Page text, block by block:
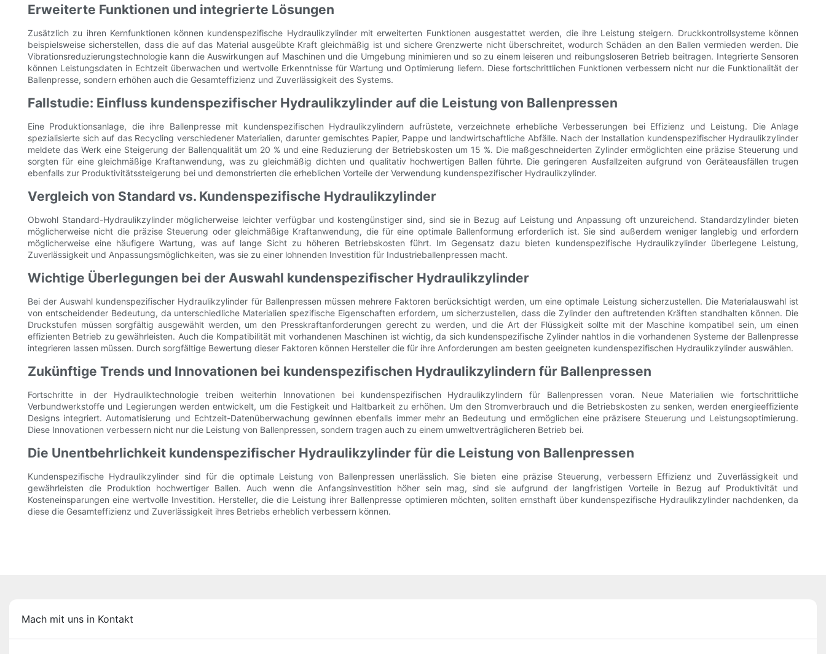
Erweiterte Funktionen und integrierte Lösungen
Zusätzlich zu ihren Kernfunktionen können kundenspezifische Hydraulikzylinder mit erweiterten Funktionen ausgestattet werden, die ihre Leistung steigern. Druckkontrollsysteme können
beispielsweise sicherstellen, dass die auf das Material ausgeübte Kraft gleichmäßig ist und sichere Grenzwerte nicht überschreitet, wodurch Schäden an den Ballen vermieden werden. Die
Vibrationsreduzierungstechnologie kann die Auswirkungen auf Maschinen und die Umgebung minimieren und so zu einem leiseren und reibungsloseren Betrieb beitragen. Integrierte Sensoren
können Leistungsdaten in Echtzeit überwachen und wertvolle Erkenntnisse für Wartung und Optimierung liefern. Diese fortschrittlichen Funktionen verbessern nicht nur die Funktionalität der
Ballenpresse, sondern erhöhen auch die Gesamteffizienz und Zuverlässigkeit des Systems.
Fallstudie: Einfluss kundenspezifischer Hydraulikzylinder auf die Leistung von Ballenpressen
Eine Produktionsanlage, die ihre Ballenpresse mit kundenspezifischen Hydraulikzylindern aufrüstete, verzeichnete erhebliche Verbesserungen bei Effizienz und Leistung. Die Anlage
spezialisierte sich auf das Recycling verschiedener Materialien, darunter gemischtes Papier, Pappe und landwirtschaftliche Abfälle. Nach der Installation kundenspezifischer Hydraulikzylinder
meldete das Werk eine Steigerung der Ballenqualität um 20 % und eine Reduzierung der Betriebskosten um 15 %. Die maßgeschneiderten Zylinder ermöglichten eine präzise Steuerung und
sorgten für eine gleichmäßige Kraftanwendung, was zu gleichmäßig dichten und qualitativ hochwertigen Ballen führte. Die geringeren Ausfallzeiten aufgrund von Geräteausfällen trugen
ebenfalls zur Produktivitätssteigerung bei und demonstrierten die erheblichen Vorteile der Verwendung kundenspezifischer Hydraulikzylinder.
Vergleich von Standard vs. Kundenspezifische Hydraulikzylinder
Obwohl Standard-Hydraulikzylinder möglicherweise leichter verfügbar und kostengünstiger sind, sind sie in Bezug auf Leistung und Anpassung oft unzureichend. Standardzylinder bieten
möglicherweise nicht die präzise Steuerung oder gleichmäßige Kraftanwendung, die für eine optimale Ballenformung erforderlich ist. Sie sind außerdem weniger langlebig und erfordern
möglicherweise eine häufigere Wartung, was auf lange Sicht zu höheren Betriebskosten führt. Im Gegensatz dazu bieten kundenspezifische Hydraulikzylinder überlegene Leistung,
Zuverlässigkeit und Anpassungsmöglichkeiten, was sie zu einer lohnenden Investition für Industrieballenpressen macht.
Wichtige Überlegungen bei der Auswahl kundenspezifischer Hydraulikzylinder
Bei der Auswahl kundenspezifischer Hydraulikzylinder für Ballenpressen müssen mehrere Faktoren berücksichtigt werden, um eine optimale Leistung sicherzustellen. Die Materialauswahl ist
von entscheidender Bedeutung, da unterschiedliche Materialien spezifische Eigenschaften erfordern, um sicherzustellen, dass die Zylinder den auftretenden Kräften standhalten können. Die
Druckstufen müssen sorgfältig ausgewählt werden, um den Presskraftanforderungen gerecht zu werden, und die Art der Flüssigkeit sollte mit der Maschine kompatibel sein, um einen
effizienten Betrieb zu gewährleisten. Auch die Kompatibilität mit vorhandenen Maschinen ist wichtig, da sich kundenspezifische Zylinder nahtlos in die vorhandenen Systeme der Ballenpresse
integrieren lassen müssen. Durch sorgfältige Bewertung dieser Faktoren können Hersteller die für ihre Anforderungen am besten geeigneten kundenspezifischen Hydraulikzylinder auswählen.
Zukünftige Trends und Innovationen bei kundenspezifischen Hydraulikzylindern für Ballenpressen
Fortschritte in der Hydrauliktechnologie treiben weiterhin Innovationen bei kundenspezifischen Hydraulikzylindern für Ballenpressen voran. Neue Materialien wie fortschrittliche
Verbundwerkstoffe und Legierungen werden entwickelt, um die Festigkeit und Haltbarkeit zu erhöhen. Um den Stromverbrauch und die Betriebskosten zu senken, werden energieeffiziente
Designs integriert. Automatisierung und Echtzeit-Datenüberwachung gewinnen ebenfalls immer mehr an Bedeutung und ermöglichen eine präzisere Steuerung und Leistungsoptimierung.
Diese Innovationen verbessern nicht nur die Leistung von Ballenpressen, sondern tragen auch zu einem umweltverträglicheren Betrieb bei.
Die Unentbehrlichkeit kundenspezifischer Hydraulikzylinder für die Leistung von Ballenpressen
Kundenspezifische Hydraulikzylinder sind für die optimale Leistung von Ballenpressen unerlässlich. Sie bieten eine präzise Steuerung, verbessern Effizienz und Zuverlässigkeit und
gewährleisten die Produktion hochwertiger Ballen. Auch wenn die Anfangsinvestition höher sein mag, sind sie aufgrund der langfristigen Vorteile in Bezug auf Produktivität und
Kosteneinsparungen eine wertvolle Investition. Hersteller, die die Leistung ihrer Ballenpresse optimieren möchten, sollten ernsthaft über kundenspezifische Hydraulikzylinder nachdenken, da
diese die Gesamteffizienz und Zuverlässigkeit ihres Betriebs erheblich verbessern können.
Mach mit uns in Kontakt